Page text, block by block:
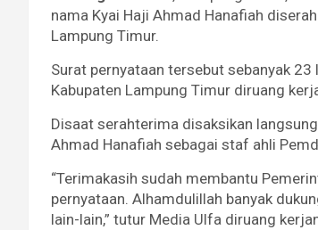
nama Kyai Haji Ahmad Hanafiah
Lampung Timur.
Surat pernyataan tersebut sebanyak
Kabupaten Lampung Timur diruang
Disaat serahterima disaksikan
Ahmad Hanafiah sebagai staf ahli
“Terimakasih sudah membantu
pernyataan. Alhamdulillah banyak
lain-lain,” tutur Media Ulfa diruang